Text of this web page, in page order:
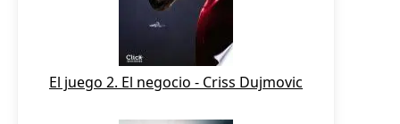
El juego 2. El negocio - Criss Dujmovic